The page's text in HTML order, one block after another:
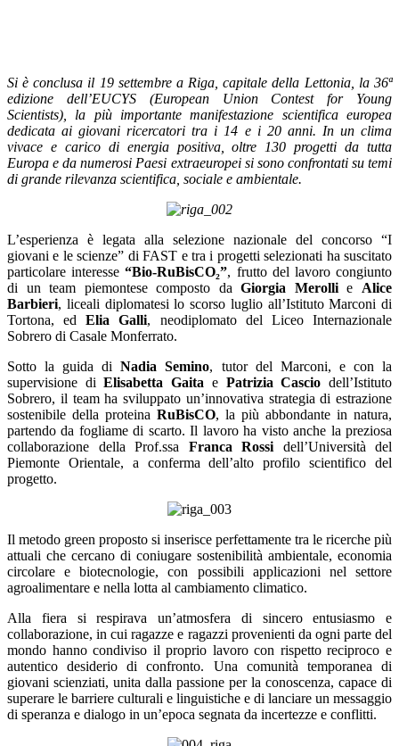
Si è conclusa il 19 settembre a Riga, capitale della Lettonia, la 36ª
edizione dell’EUCYS (European Union Contest for Young
Scientists), la più importante manifestazione scientifica europea
dedicata ai giovani ricercatori tra i 14 e i 20 anni. In un clima
vivace e carico di energia positiva, oltre 130 progetti da tutta
Europa e da numerosi Paesi extraeuropei si sono confrontati su temi
di grande rilevanza scientifica, sociale e ambientale.
L’esperienza è legata alla selezione nazionale del concorso “I
giovani e le scienze” di FAST e tra i progetti selezionati ha suscitato
particolare interesse “Bio-RuBisCO₂”, frutto del lavoro congiunto
di un team piemontese composto da
Giorgia Merolli e
Alice
Barbieri, liceali diplomatesi lo scorso luglio all’Istituto Marconi di
Tortona, ed
Elia Galli, neodiplomato del Liceo Internazionale
Sobrero di Casale Monferrato.
Sotto la guida di
Nadia Semino, tutor del Marconi, e con la
supervisione diElisabetta Gaita e Patrizia Cascio dell’Istituto
Sobrero, il team ha sviluppato un’innovativa strategia di estrazione
sostenibile della proteina RuBisCO, la più abbondante in natura,
partendo da fogliame di scarto. Il lavoro ha visto anche la preziosa
collaborazione della Prof.ssa
Franca Rossi
dell’Università del
Piemonte Orientale, a conferma dell’alto profilo scientifico del
progetto.
Il metodo green proposto si inserisce perfettamente tra le ricerche più
attuali che cercano di coniugare sostenibilità ambientale, economia
circolare e biotecnologie, con possibili applicazioni nel settore
agroalimentare e nella lotta al cambiamento climatico.
Alla fiera si respirava un’atmosfera di sincero entusiasmo e
collaborazione, in cui ragazze e ragazzi provenienti da ogni parte del
mondo hanno condiviso il proprio lavoro con rispetto reciproco e
autentico desiderio di confronto. Una comunità temporanea di
giovani scienziati, unita dalla passione per la conoscenza, capace di
superare le barriere culturali e linguistiche e di lanciare un messaggio
di speranza e dialogo in un’epoca segnata da incertezze e conflitti.